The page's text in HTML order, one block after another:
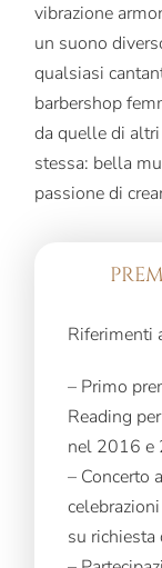
vibrazione
un suono
qualsiasi
barbershop
da quelle di
stessa: bella
passione di
Riferimenti
– Primo
Reading
nel 2016 e
– Concerto
su richiesta